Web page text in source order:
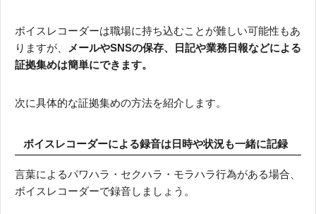
ボイスレコーダーは職場に持ち込むことが難しい可能性もあ
りますが、
メールやSNSの保存、日記や業務日報などによる
証拠集めは簡単にできます。
次に具体的な証拠集めの方法を紹介します。
ボイスレコーダーによる録音は日時や状況も一緒に記録
言葉によるパワハラ・セクハラ・モラハラ行為がある場合、
ボイスレコーダーで録音しましょう。